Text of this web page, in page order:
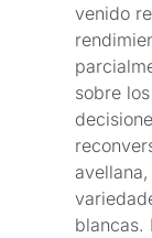
venido
sobre
blancas.